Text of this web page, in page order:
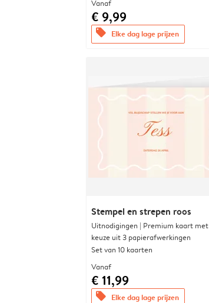
Vanaf
€ 9,99
offers Elke dag lage prijzen
Stempel en strepen roos
Uitnodigingen | Premium kaart met
keuze uit 3 papierafwerkingen
Set van 10 kaarten
Vanaf
€ 11,99
offers Elke dag lage prijzen